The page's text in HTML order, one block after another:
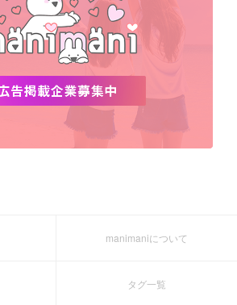
manimaniについて
タグ一覧